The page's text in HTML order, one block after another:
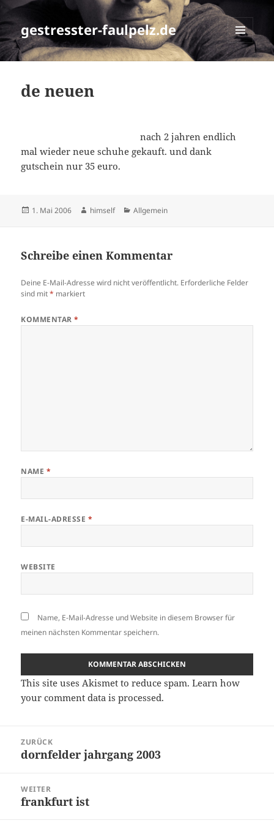
gestresster-faulpelz.de
MENÜ
UND
de neuen
nach 2 jahren endlich
mal wieder neue schuhe gekauft. und dank
gutschein nur 35 euro.
Veröffentlicht
1. Mai 2006 Autor
himself Kategorien
Allgemein
Schreibe einen Kommentar
Deine E-Mail-Adresse wird nicht veröffentlicht. Erforderliche Felder
sind mit* markiert
KOMMENTAR*
NAME *
E-MAIL-ADRESSE *
WEBSITE
Name, E-Mail-Adresse und Website in diesem Browser für
meinen nächsten Kommentar speichern.
This site uses Akismet to reduce spam.Learn how
your comment data is processed.
ZURÜCK
Vorheriger
dornfelder jahrgang 2003
WEITER
Nächster
frankfurt ist